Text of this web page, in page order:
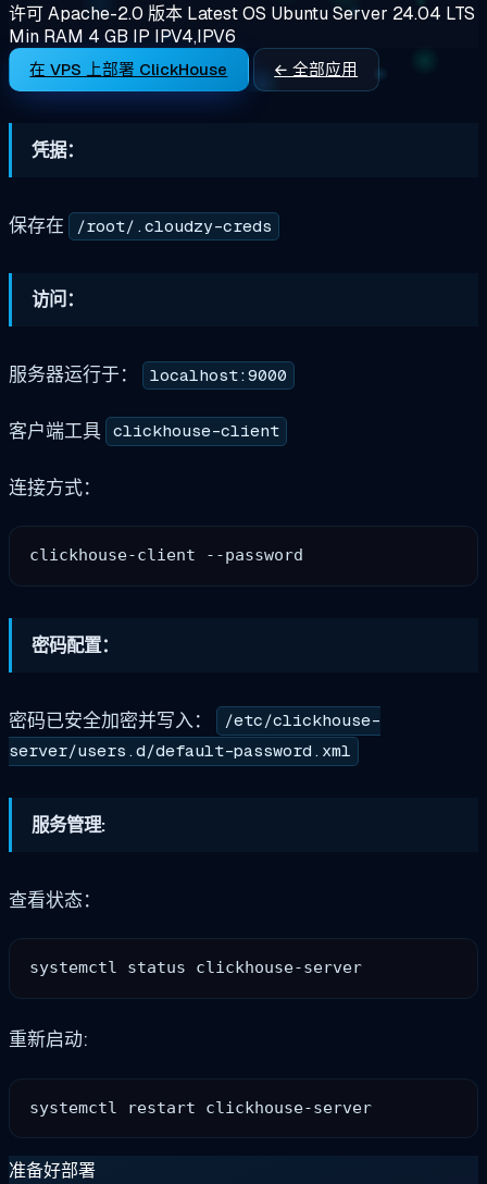
许可Apache-2.0 版本 LatestOS Ubuntu Server 24.04 LTS
Min RAM 4 GB IP IPV4,IPV6
在 VPS 上部署 ClickHouse ← 全部应用
凭据：
保存在 /root/.cloudzy-creds
访问：
服务器运行于： localhost:9000
客户端工具 clickhouse-client
连接方式：
密码配置：
密码已安全加密并写入：
/etc/clickhouse-
server/users.d/default-password.xml
服务管理:
查看状态：
重新启动:
准备好部署